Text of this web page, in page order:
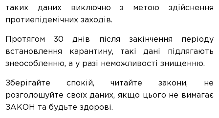
таких даних виключно з метою здійснення
протиепідемічних заходів.
Протягом 30 днів після закінчення періоду
встановлення карантину, такі дані підлягають
знеособленню, а у разі неможливості знищенню.
Зберігайте спокій, читайте закони, не
розголошуйте своїх даних, якщо цього не вимагає
ЗАКОН та будьте здорові.